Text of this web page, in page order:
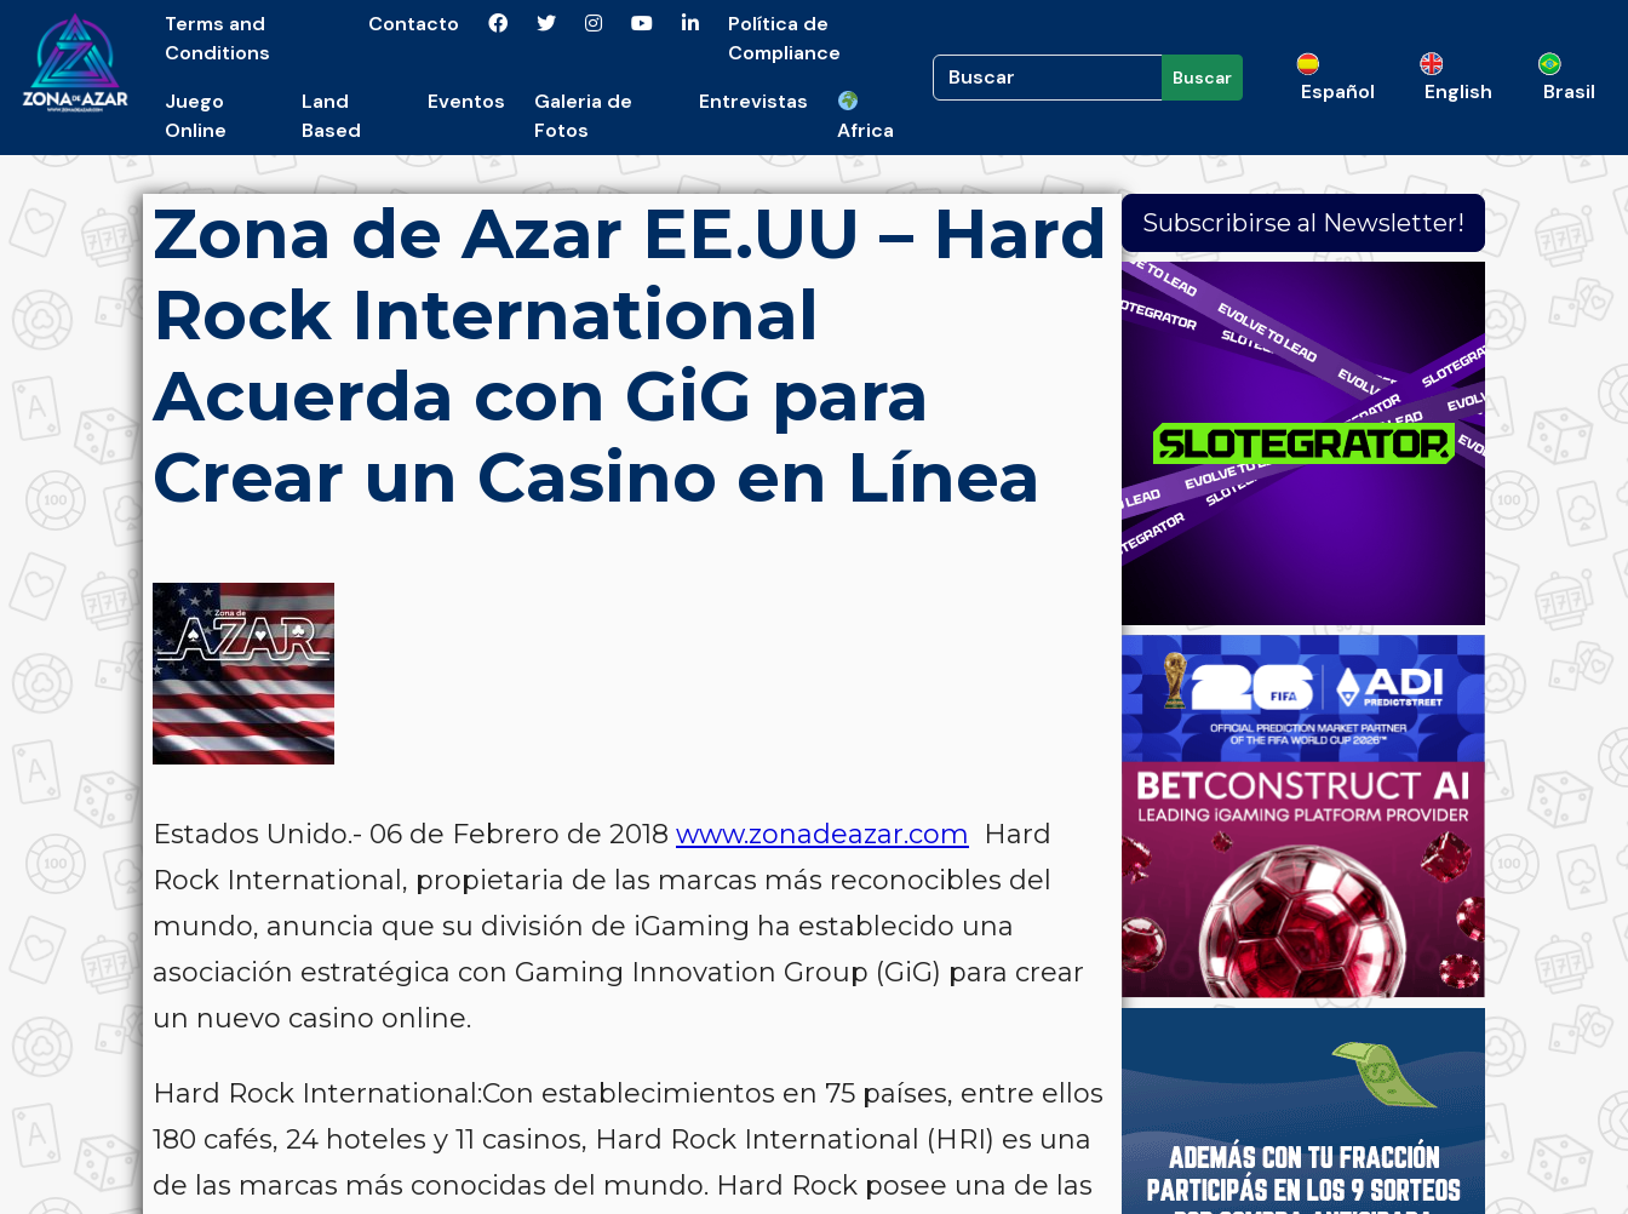
Terms and
Conditions
Contacto
Política de
Compliance
Juego
Online
Land
Based
Eventos
Galeria de
Fotos
Entrevistas
Africa
Buscar
Español English Brasil
Zona de Azar EE.UU – Hard
Rock International
Acuerda con GiG para
Crear un Casino en Línea
Estados Unido.- 06 de Febrero de 2018 www.zonadeazar.com Hard
Rock International, propietaria de las marcas más reconocibles del
mundo, anuncia que su división de iGaming ha establecido una
asociación estratégica con Gaming Innovation Group (GiG) para crear
un nuevo casino online.
Hard Rock International:Con establecimientos en 75 países, entre ellos
180 cafés, 24 hoteles y 11 casinos, Hard Rock International (HRI) es una
de las marcas más conocidas del mundo. Hard Rock posee una de las
Subscribirse al Newsletter!